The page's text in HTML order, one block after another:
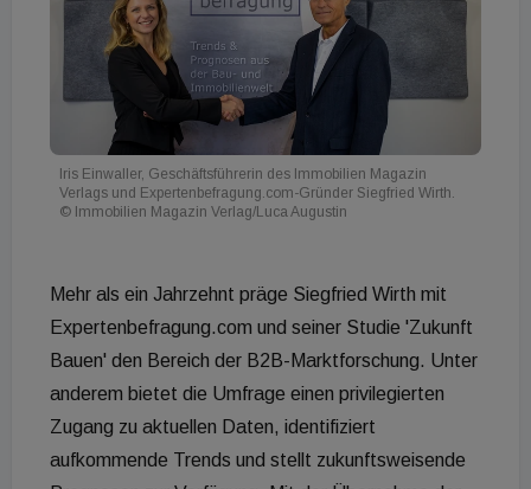
Iris Einwaller, Geschäftsführerin des Immobilien Magazin
Verlags und Expertenbefragung.com-Gründer Siegfried Wirth.
© Immobilien Magazin Verlag/Luca Augustin
Mehr als ein Jahrzehnt präge Siegfried Wirth mit
Expertenbefragung.com und seiner Studie 'Zukunft
Bauen' den Bereich der B2B-Marktforschung. Unter
anderem bietet die Umfrage einen privilegierten
Zugang zu aktuellen Daten, identifiziert
aufkommende Trends und stellt zukunftsweisende